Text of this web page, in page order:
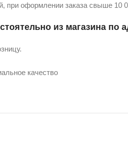
при оформлении заказа свыше 10
из магазина по
качество